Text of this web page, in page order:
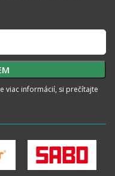
viac informácií, si prečítajte